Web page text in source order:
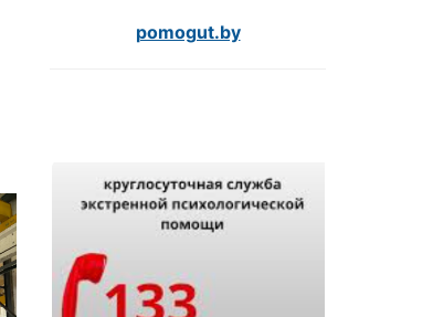
pomogut.by